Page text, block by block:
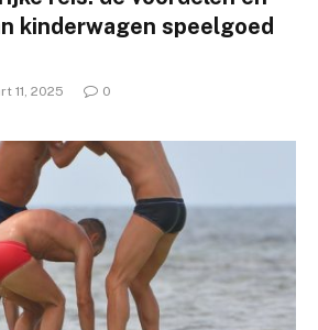
kinderwagen speelgoed
11, 2025 0